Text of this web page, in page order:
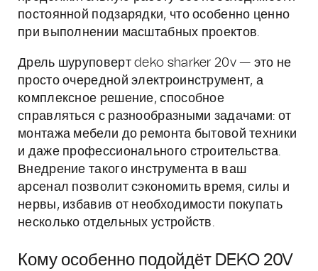
постоянной подзарядки, что особенно ценно
при выполнении масштабных проектов.
Дрель шуруповерт deko sharker 20v — это не
просто очередной электроинструмент, а
комплексное решение, способное
справляться с разнообразными задачами: от
монтажа мебели до ремонта бытовой техники
и даже профессионального строительства.
Внедрение такого инструмента в ваш
арсенал позволит сэкономить время, силы и
нервы, избавив от необходимости покупать
несколько отдельных устройств.
Кому особенно подойдёт DEKO 20V